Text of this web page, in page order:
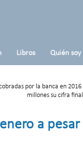
Libros Quién soy
por la banca en
millones su cifra
a pesar